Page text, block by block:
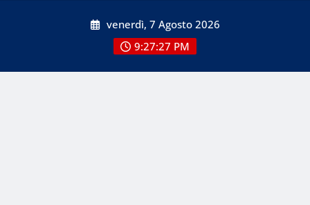
venerdì, 7 Agosto 2026
9:27:28 PM